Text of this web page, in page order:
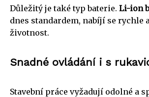
Důležitý je také typ baterie. Li-ion
dnes standardem, nabíjí se rychle
životnost.
Snadné ovládání i s
Stavební práce vyžadují odolné a